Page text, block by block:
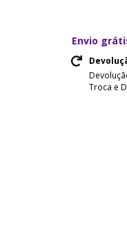
Envio
Troca e